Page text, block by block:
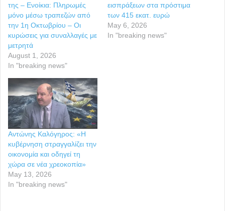
της – Ενοίκια: Πληρωμές
μόνο μέσω τραπεζών από
την 1η Οκτωβρίου – Οι
κυρώσεις για συναλλαγές με
μετρητά
August 1, 2026
In "breaking news"
εισπράξεων στα πρόστιμα
των 415 εκατ. ευρώ
May 6, 2026
In "breaking news"
Αντώνης Καλόγηρος: «Η
κυβέρνηση στραγγαλίζει την
οικονομία και οδηγεί τη
χώρα σε νέα χρεοκοπία»
May 13, 2026
In "breaking news"